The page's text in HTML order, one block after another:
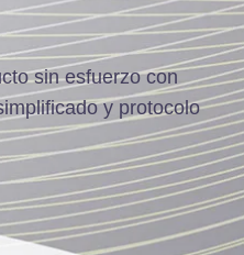
sin esfuerzo con
y protocolo